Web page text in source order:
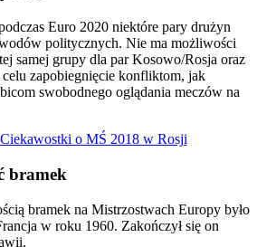
Euro 2020 niektóre pary drużyn
politycznych. Nie ma możliwości
samej grupy dla par Kosowo/Rosja oraz
zapobiegnięcie konfliktom, jak
swobodnego oglądania meczów na
Ciekawostki o MŚ 2018 w Rosji
bramek
bramek na Mistrzostwach Europy było
w roku 1960. Zakończył się on